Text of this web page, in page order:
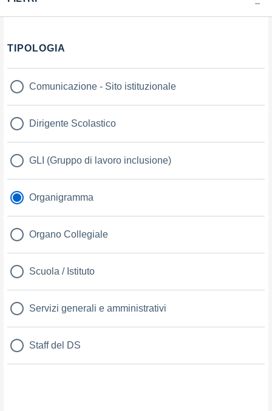
TIPOLOGIA
Comunicazione - Sito istituzionale
Dirigente Scolastico
GLI (Gruppo di lavoro inclusione)
Organigramma
Organo Collegiale
Scuola / Istituto
Servizi generali e amministrativi
Staff del DS